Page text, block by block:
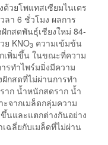
วยโพแทสเซียมไนเตร
ลา 6 ชั่วโมง ผลการ
กสดพันธุ์เชียงใหม่ 84-
ย KNO3 ความเข้มข้น
กเพิ่มขึ้น ในขณะที่ความ
รทำไพร์มมิ่งมีความ
ฝักสดที่ไม่ผ่านการทำ
าก น้ำหนักสดราก น้ำ
จากเมล็ดกลุ่มความ
นและแตกต่างกันอย่าง
ฉลี่ยกับเมล็ดที่ไม่ผ่าน